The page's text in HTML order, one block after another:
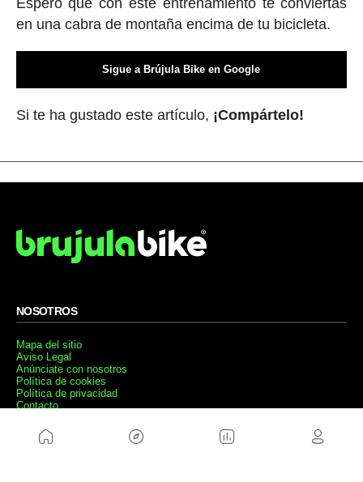
Espero que con este entrenamiento te conviertas
en una cabra de montaña encima de tu bicicleta.
Sigue a Brújula Bike en Google
Si te ha gustado este artículo, ¡Compártelo!
NOSOTROS
Mapa del sitio
Aviso Legal
Anúnciate con nosotros
Política de cookies
Política de privacidad
Contacto